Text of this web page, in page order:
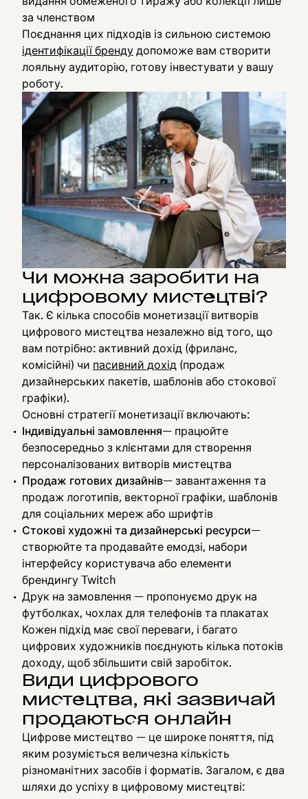
за членством
Поєднання цих підходів із сильною системою
ідентифікації бренду допоможе вам створити
лояльну аудиторію, готову інвестувати у вашу
роботу.
Чи можна заробити на
цифровому мистецтві?
Так. Є кілька способів монетизації витворів
цифрового мистецтва незалежно від того, що
вам потрібно: активний дохід (фриланс,
комісійні) чи пасивний дохід (продаж
дизайнерських пакетів, шаблонів або стокової
графіки).
Основні стратегії монетизації включають:
Індивідуальні замовлення— працюйте
безпосередньо з клієнтами для створення
персоналізованих витворів мистецтва
Продаж готових дизайнів— завантаження та
продаж логотипів, векторної графіки, шаблонів
для соціальних мереж або шрифтів
Стокові художні та дизайнерські ресурси—
створюйте та продавайте емодзі, набори
інтерфейсу користувача або елементи
брендингу Twitch
Друк на замовлення — пропонуємо друк на
футболках, чохлах для телефонів та плакатах
Кожен підхід має свої переваги, і багато
цифрових художників поєднують кілька потоків
доходу, щоб збільшити свій заробіток.
Види цифрового
мистецтва, які зазвичай
продаються онлайн
Цифрове мистецтво — це широке поняття, під
яким розуміється величезна кількість
різноманітних засобів і форматів. Загалом, є два
шляхи до успіху в цифровому мистецтві: